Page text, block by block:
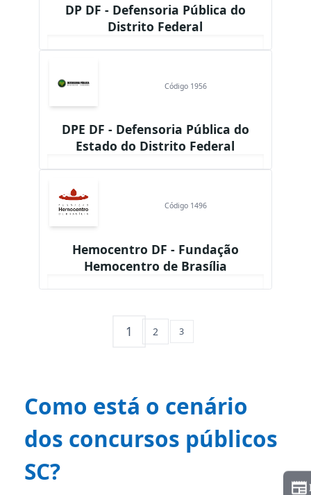
DP DF - Defensoria Pública do
Distrito Federal
Código 1956
DPE DF - Defensoria Pública do
Estado do Distrito Federal
Código 1496
Hemocentro DF - Fundação
Hemocentro de Brasília
1 2 3
Como está o cenário
dos concursos públicos
SC?